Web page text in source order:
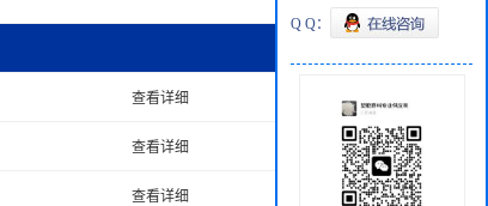
查看详细
查看详细
查看详细
Q Q：